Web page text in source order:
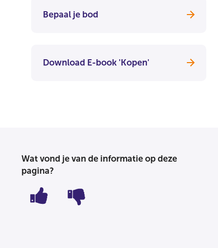
Bepaal je bod
Download E-book 'Kopen'
Wat vond je van de informatie op deze
pagina?